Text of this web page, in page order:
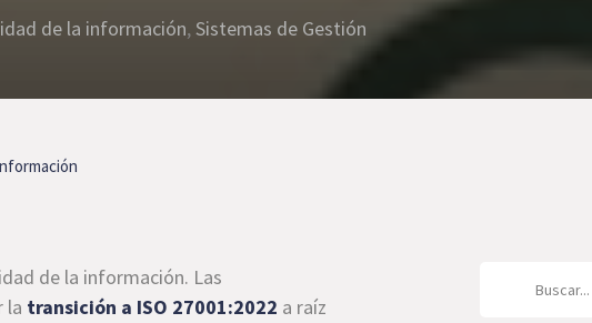
de la información,Sistemas de Gestión
de la información. Las
la transición a ISO 27001:2022 a raíz